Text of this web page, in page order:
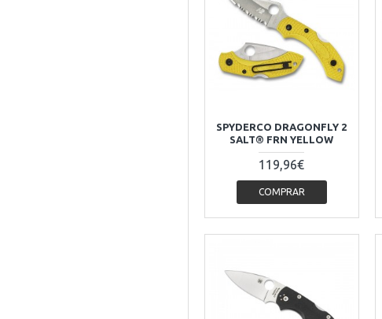
SPYDERCO DRAGONFLY 2
SALT® FRN YELLOW
119,96€
COMPRAR